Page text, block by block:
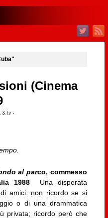
(Cinema
& tv·
al parco, commesso
1988
Una disperata
amici: non ricordo se si
o di una drammatica
privata; ricordo però che